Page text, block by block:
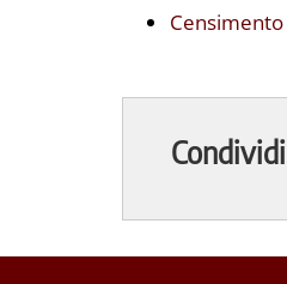
Condividi